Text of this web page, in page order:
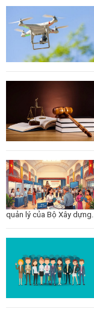
quản lý của Bộ Xây dựng.